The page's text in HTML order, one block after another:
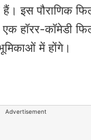
इस पौराणिक
हॉरर-कॉमेडी
में होंगे।
Advertisement